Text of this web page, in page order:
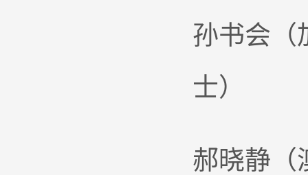
孙书会（
士）
郝晓静（